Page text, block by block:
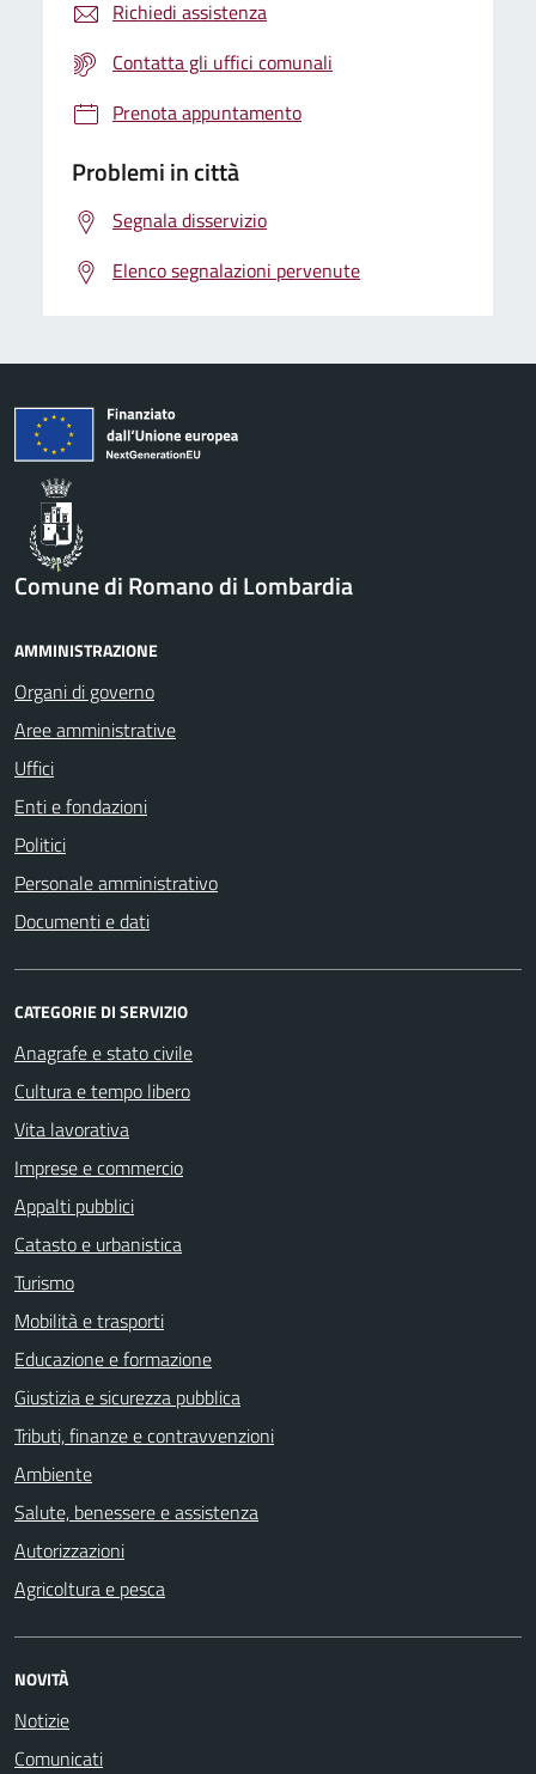
Richiedi assistenza
Contatta gli uffici comunali
Prenota appuntamento
Problemi in città
Segnala disservizio
Elenco segnalazioni pervenute
Comune di Romano di Lombardia
AMMINISTRAZIONE
Organi di governo
Aree amministrative
Uffici
Enti e fondazioni
Politici
Personale amministrativo
Documenti e dati
CATEGORIE DI SERVIZIO
Anagrafe e stato civile
Cultura e tempo libero
Vita lavorativa
Imprese e commercio
Appalti pubblici
Catasto e urbanistica
Turismo
Mobilità e trasporti
Educazione e formazione
Giustizia e sicurezza pubblica
Tributi, finanze e contravvenzioni
Ambiente
Salute, benessere e assistenza
Autorizzazioni
Agricoltura e pesca
NOVITÀ
Notizie
Comunicati